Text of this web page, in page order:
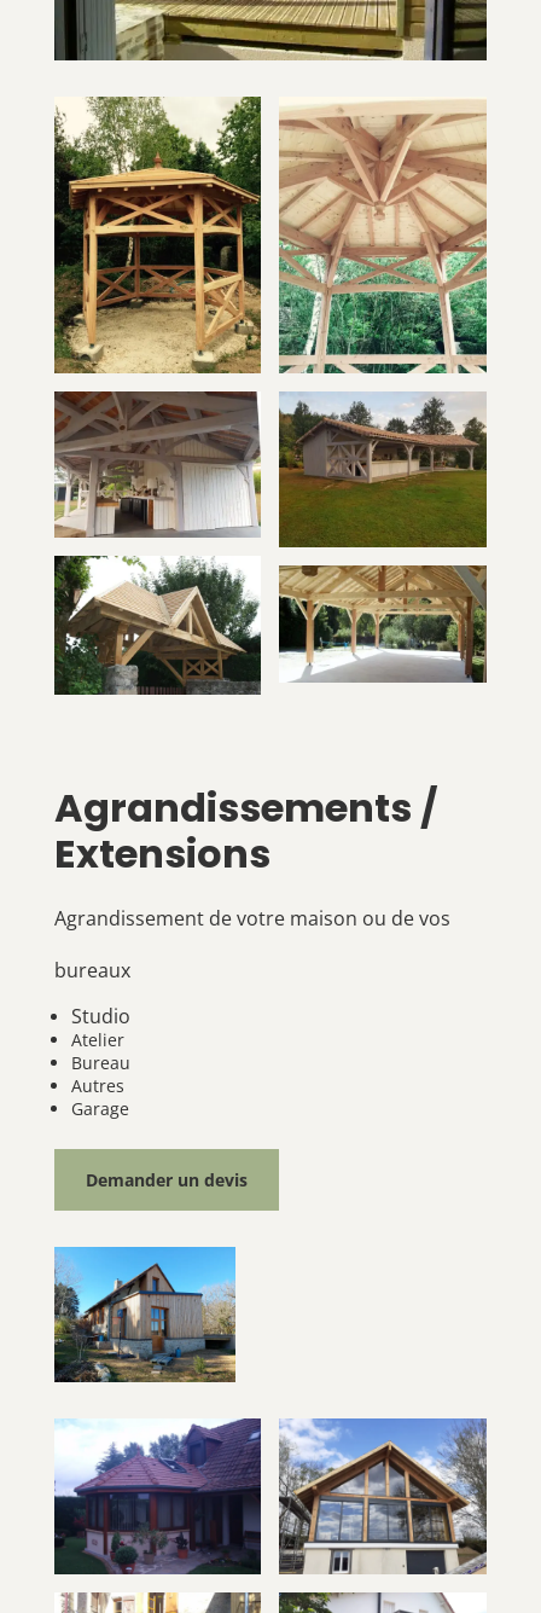
Agrandissements /
Extensions
Agrandissement de votre maison ou de vos
bureaux
Studio
Atelier
Bureau
Autres
Garage
Demander un devis